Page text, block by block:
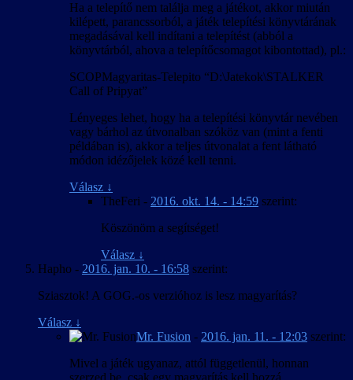
Ha a telepítő nem találja meg a játékot, akkor miután
kilépett, parancssorból, a játék telepítési könyvtárának
megadásával kell indítani a telepítést (abból a
könyvtárból, ahova a telepítőcsomagot kibontottad), pl.:
SCOPMagyaritas-Telepito “D:\Jatekok\STALKER
Call of Pripyat”
Lényeges lehet, hogy ha a telepítési könyvtár nevében
vagy bárhol az útvonalban szóköz van (mint a fenti
példában is), akkor a teljes útvonalat a fent látható
módon idézőjelek közé kell tenni.
Válasz ↓
TheFeri - 2016. okt. 14. - 14:59 szerint:
Köszönöm a segítséget!
Válasz ↓
Hapho - 2016. jan. 10. - 16:58 szerint:
Sziasztok! A GOG.-os verzióhoz is lesz magyarítás?
Válasz ↓
Mr. Fusion - 2016. jan. 11. - 12:03 szerint:
Mivel a játék ugyanaz, attól függetlenül, honnan
szerzed be, csak egy magyarítás kell hozzá.